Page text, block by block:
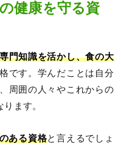
健康を守る資
専門知識を活かし、食の大
です。学んだことは自分
周囲の人々やこれからの
ます。
ある資格と言えるでしょ